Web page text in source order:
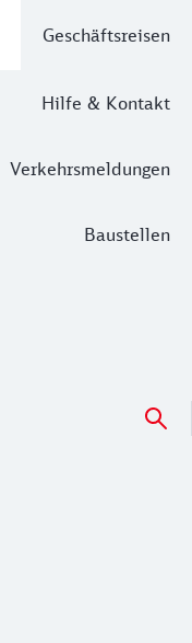
Geschäftsreisen
Hilfe & Kontakt
Verkehrsmeldungen
Baustellen